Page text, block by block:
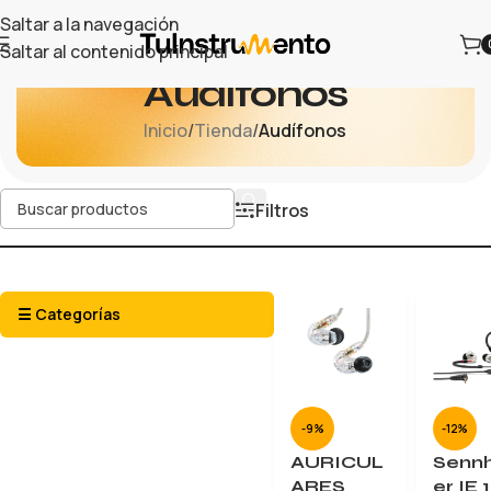
Saltar a la navegación
Saltar al contenido principal
Audífonos
Inicio/Tienda/Audífonos
Filtros
☰ Categorías
-9%
AURICUL
ARES
-12%
er IE